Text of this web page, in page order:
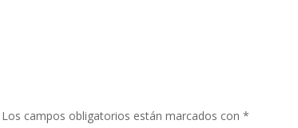
p ti
Los campos obligatorios están marcados con*